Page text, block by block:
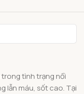
tình trạng nổi
lẫn máu, sốt cao. Tại